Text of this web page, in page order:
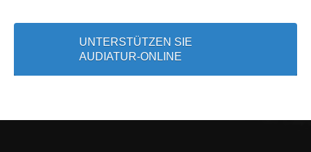
UNTERSTÜTZEN SIE
AUDIATUR-ONLINE